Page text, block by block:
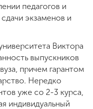
педагогов и
экзаменов и
Виктора
выпускников
причем гарантом
Нередко
уже со 2-3 курса,
индивидуальный